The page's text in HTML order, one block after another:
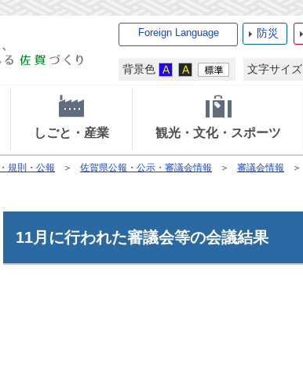
Foreign Language 防災
背景色 文字サイズ
しごと・産業 観光・文化・スポーツ
規則・公報 佐賀県公報・公示・審議会情報 審議会情報
11月に行われた審議会等の会議結果